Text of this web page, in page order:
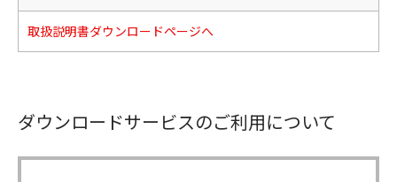
取扱説明書ダウンロードページへ
ダウンロードサービスのご利用について